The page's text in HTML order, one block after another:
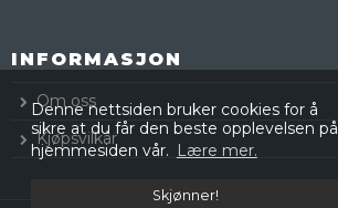
Denne nettsiden bruker cookies for å
sikre at du får den beste opplevelsen på
hjemmesiden vår. Lære mer.
Skjønner!
INFORMASJON
Om oss
Kjøpsvilkår